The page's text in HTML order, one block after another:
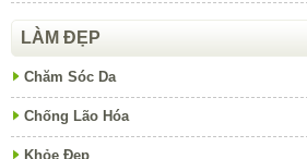
LÀM ĐẸP
Chăm Sóc Da
Chống Lão Hóa
Khỏe Đẹp